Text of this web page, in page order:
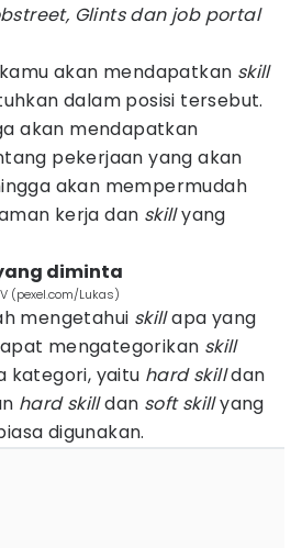
Glints dan job portal
akan mendapatkan skill
dalam posisi tersebut.
akan mendapatkan
pekerjaan yang akan
akan mempermudah
kerja dan skillyang
diminta
(pexel.com/Lukas)
mengetahui skillapa yang
mengategorikan skill
kategori, yaitu hard skilldan
hard skilldan soft skillyang
digunakan.